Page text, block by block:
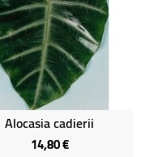
Alocasia cadierii
14,80 €Prix